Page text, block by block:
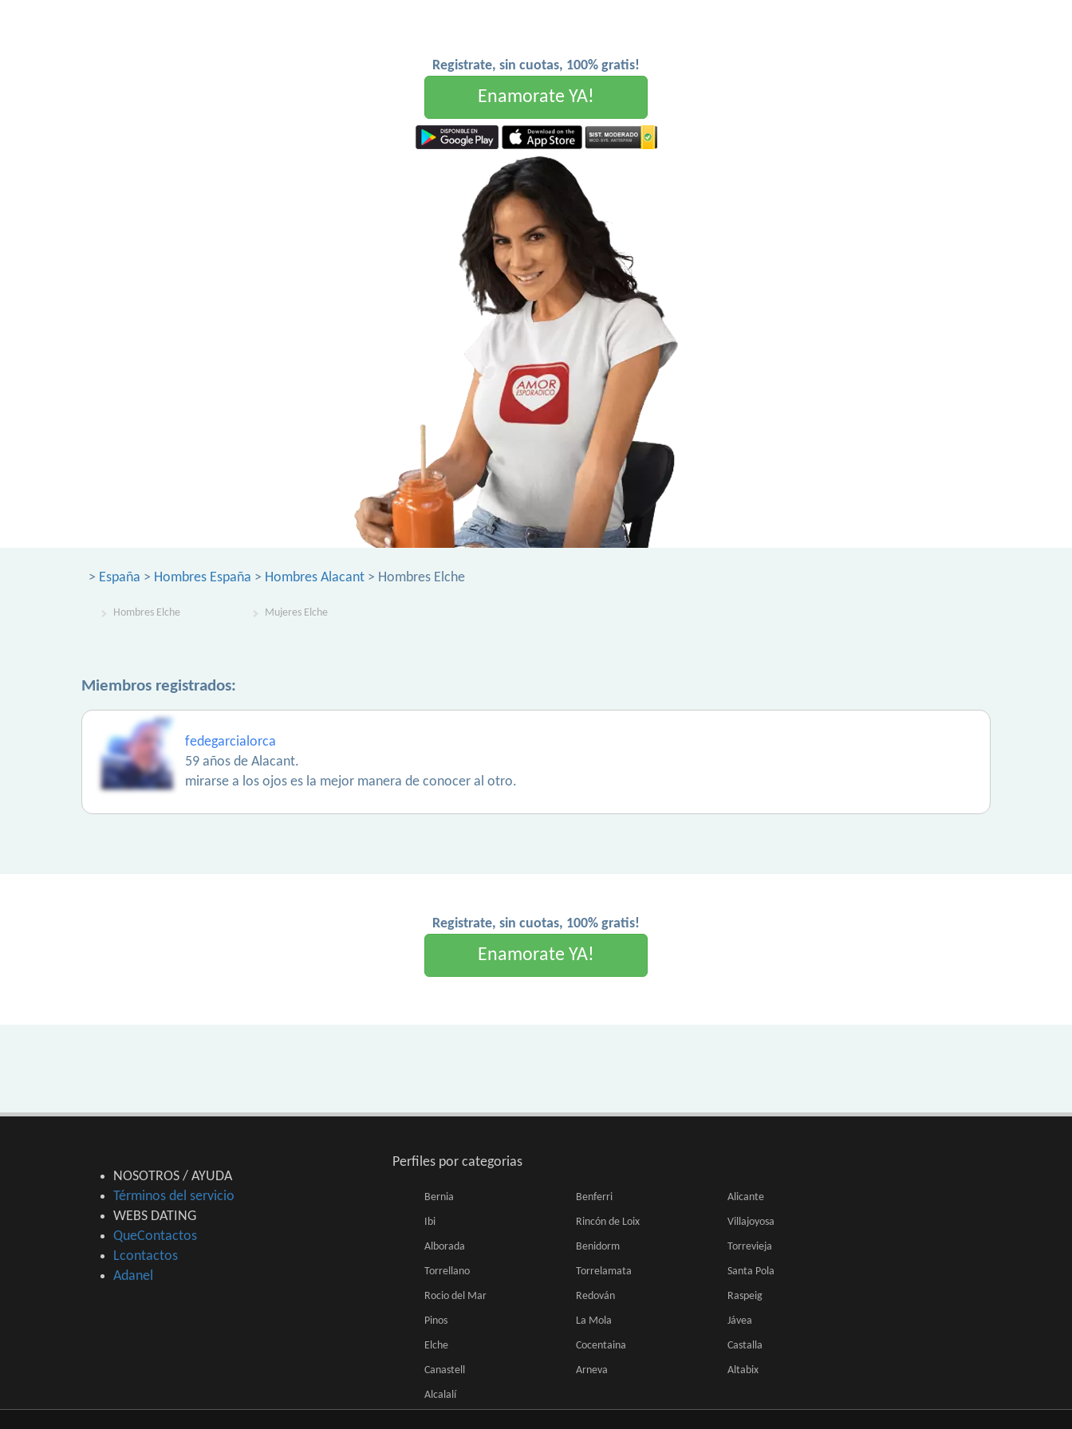
Registrate, sin cuotas, 100% gratis!
Enamorate YA!
> España > Hombres España > Hombres Alacant > Hombres Elche
Hombres Elche Mujeres Elche
Miembros registrados:
fedegarcialorca
59 años de Alacant.
mirarse a los ojos es la mejor manera de conocer al otro.
Registrate, sin cuotas, 100% gratis!
Enamorate YA!
NOSOTROS / AYUDA
Términos del servicio
WEBS DATING
QueContactos
Lcontactos
Adanel
Perfiles por categorias
Bernia Benferri Alicante
Ibi Rincón de Loix Villajoyosa
Alborada Benidorm Torrevieja
Torrellano Torrelamata Santa Pola
Rocio del Mar Redován Raspeig
Pinos La Mola Jávea
Elche Cocentaina Castalla
Canastell Arneva Altabix
Alcalalí